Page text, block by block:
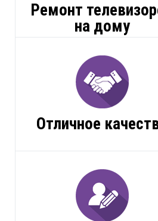
Ремонт
на дому
Отличное